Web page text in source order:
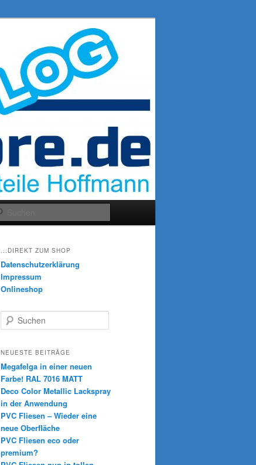
...DIREKT ZUM SHOP
Datenschutzerklärung
Impressum
Onlineshop
u
h
n
NEUESTE BEITRÄGE
Megafelga in einer neuen
Farbe! RAL 7016 MATT
Deco Color Metallic Lackspray
in der Anwendung
PVC Fliesen – Wieder eine
neue Oberfläche
PVC Fliesen eco oder
premium?